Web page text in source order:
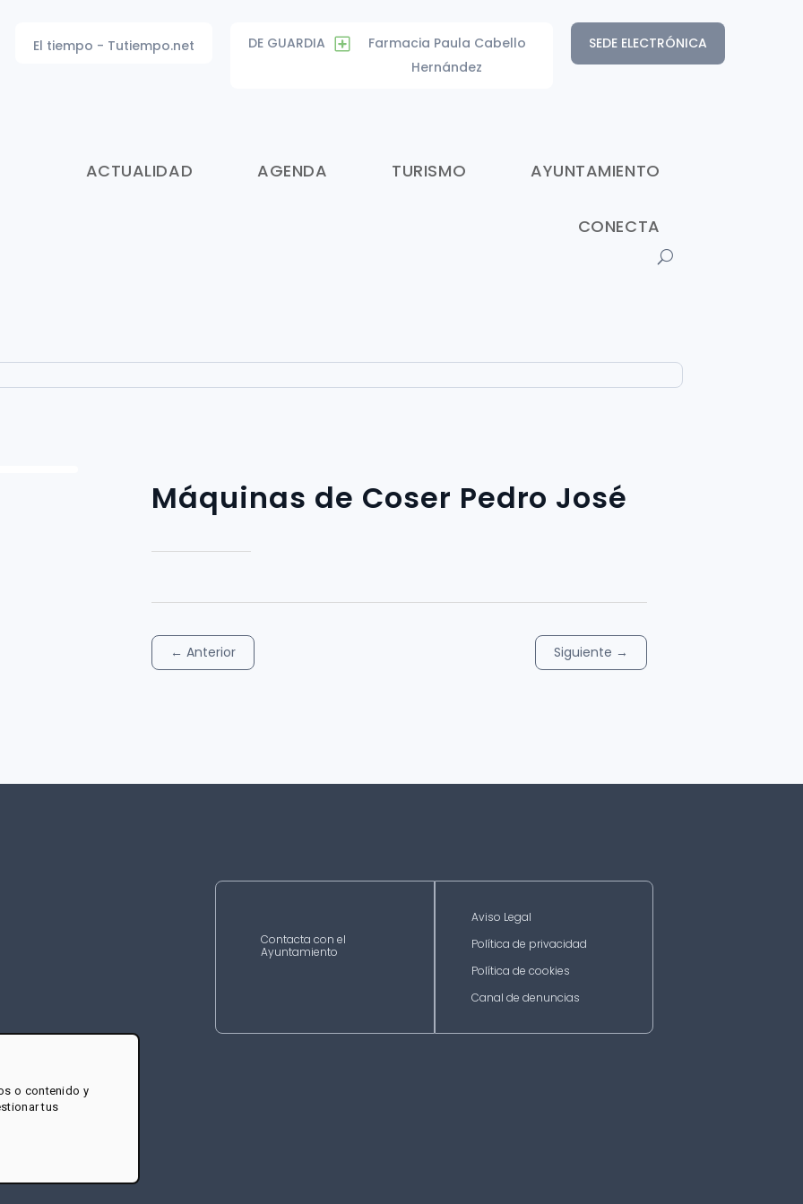
SEDE ELECTRÓNICA
DE GUARDIA
Farmacia Paula Cabello
Hernández
El tiempo - Tutiempo.net
ACTUALIDAD AGENDA TURISMO AYUNTAMIENTO
CONECTA
Máquinas de Coser Pedro José
←Anterior Siguiente →
Contacta con el
Ayuntamiento
Aviso Legal
Política de privacidad
Política de cookies
Canal de denuncias
o contenido y
tus